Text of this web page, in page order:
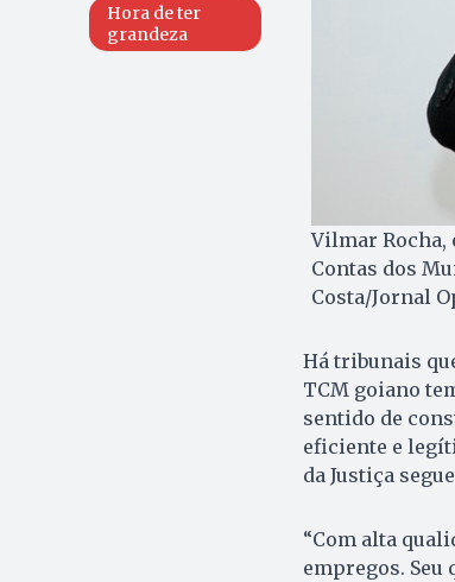
Hora de ter
grandeza
Vilmar Rocha,
Contas dos
Costa/Jornal
Há tribunais
TCM goiano
sentido de
eficiente e
da Justiça
“Com alta
empregos.